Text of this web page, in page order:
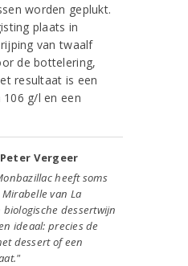
worden geplukt.
plaats in
van twaalf
de bottelering,
resultaat is een
g/l en een
Vergeer
heeft soms
van La
dessertwijn
ideaal: precies de
dessert of een